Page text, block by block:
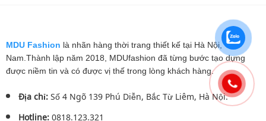
MDU Fashion là nhãn hàng thời trang thiết kế tại Hà Nội, Việt
Nam.Thành lập năm 2018, MDUfashion đã từng bước tạo dựng
được niềm tin và có được vị thế trong lòng khách hàng.
Địa chỉ:Số 4 Ngõ 139 Phú Diễn, Bắc Từ Liêm, Hà Nội.
Hotline:0818.123.321